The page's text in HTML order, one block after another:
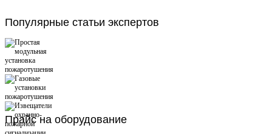
Популярные статьи экспертов
Прайсна оборудование